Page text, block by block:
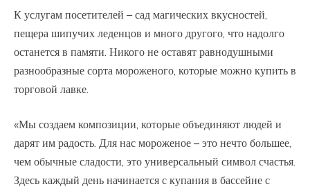
К услугам посетителей – сад магических вкусностей,
пещера шипучих леденцов и много другого, что надолго
останется в памяти. Никого не оставят равнодушными
разнообразные сорта мороженого, которые можно купить в
торговой лавке.
«Мы создаем композиции, которые объединяют людей и
дарят им радость. Для нас мороженое – это нечто большее,
чем обычные сладости, это универсальный символ счастья.
Здесь каждый день начинается с купания в бассейне с